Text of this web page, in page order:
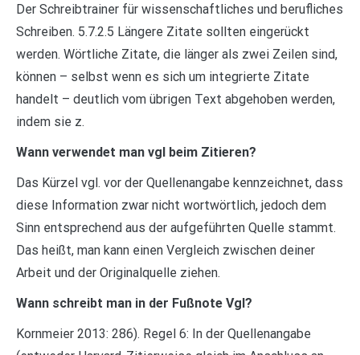
Der Schreibtrainer für wissenschaftliches und berufliches
Schreiben. 5.7.2.5 Längere Zitate sollten eingerückt
werden. Wörtliche Zitate, die länger als zwei Zeilen sind,
können – selbst wenn es sich um integrierte Zitate
handelt – deutlich vom übrigen Text abgehoben werden,
indem sie z.
Wann verwendet man vgl beim Zitieren?
Das Kürzel vgl. vor der Quellenangabe kennzeichnet, dass
diese Information zwar nicht wortwörtlich, jedoch dem
Sinn entsprechend aus der aufgeführten Quelle stammt.
Das heißt, man kann einen Vergleich zwischen deiner
Arbeit und der Originalquelle ziehen.
Wann schreibt man in der Fußnote Vgl?
Kornmeier 2013: 286). Regel 6: In der Quellenangabe